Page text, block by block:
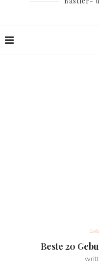
Beste 20